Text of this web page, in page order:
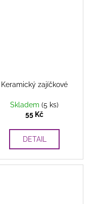
Keramický zajíčkové
Skladem (5 ks)
55 Kč
DETAIL